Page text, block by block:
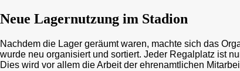
Neue Lagernutzung im Stadion
Nachdem die Lager geräumt waren, machte sich das
wurde neu organisiert und sortiert. Jeder Regalplatz ist
Dies wird vor allem die Arbeit der ehrenamtlichen